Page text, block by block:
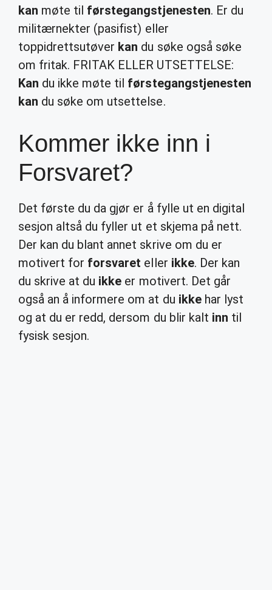
kan møte til førstegangstjenesten. Er du
militærnekter (pasifist) eller
toppidrettsutøver kan du søke også søke
om fritak. FRITAK ELLER UTSETTELSE:
Kan du ikke møte til førstegangstjenesten
kan du søke om utsettelse.
Kommer ikke inn i
Forsvaret?
Det første du da gjør er å fylle ut en digital
sesjon altså du fyller ut et skjema på nett.
Der kan du blant annet skrive om du er
motivert for forsvaret eller ikke. Der kan
du skrive at du ikke er motivert. Det går
også an å informere om at du ikkehar lyst
og at du er redd, dersom du blir kalt inn til
fysisk sesjon.